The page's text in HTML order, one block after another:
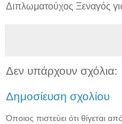
Διπλωματούχος Ξεναγός
Δεν υπάρχουν σχόλια:
Δημοσίευση σχολίου
Όποιος πιστεύει ότι θίγεται